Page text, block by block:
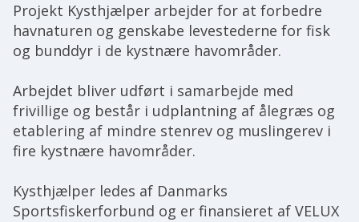
Projekt Kysthjælper arbejder for at forbedre
havnaturen og genskabe levestederne for fisk
og bunddyr i de kystnære havområder.
Arbejdet bliver udført i samarbejde med
frivillige og består i udplantning af ålegræs og
etablering af mindre stenrev og muslingerev i
fire kystnære havområder.
Kysthjælper ledes af Danmarks
Sportsfiskerforbund og er finansieret af VELUX